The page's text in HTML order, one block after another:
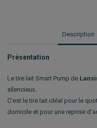
Description
Présentation
Le tire lait Smart Pump de
silencieux.
C’est le tire lait idéal pour le
domicile et pour une reprise